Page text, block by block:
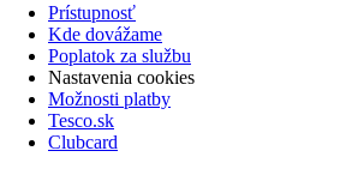
Prístupnosť
Kde dovážame
Poplatok za službu
Nastavenia cookies
Možnosti platby
Tesco.sk
Clubcard